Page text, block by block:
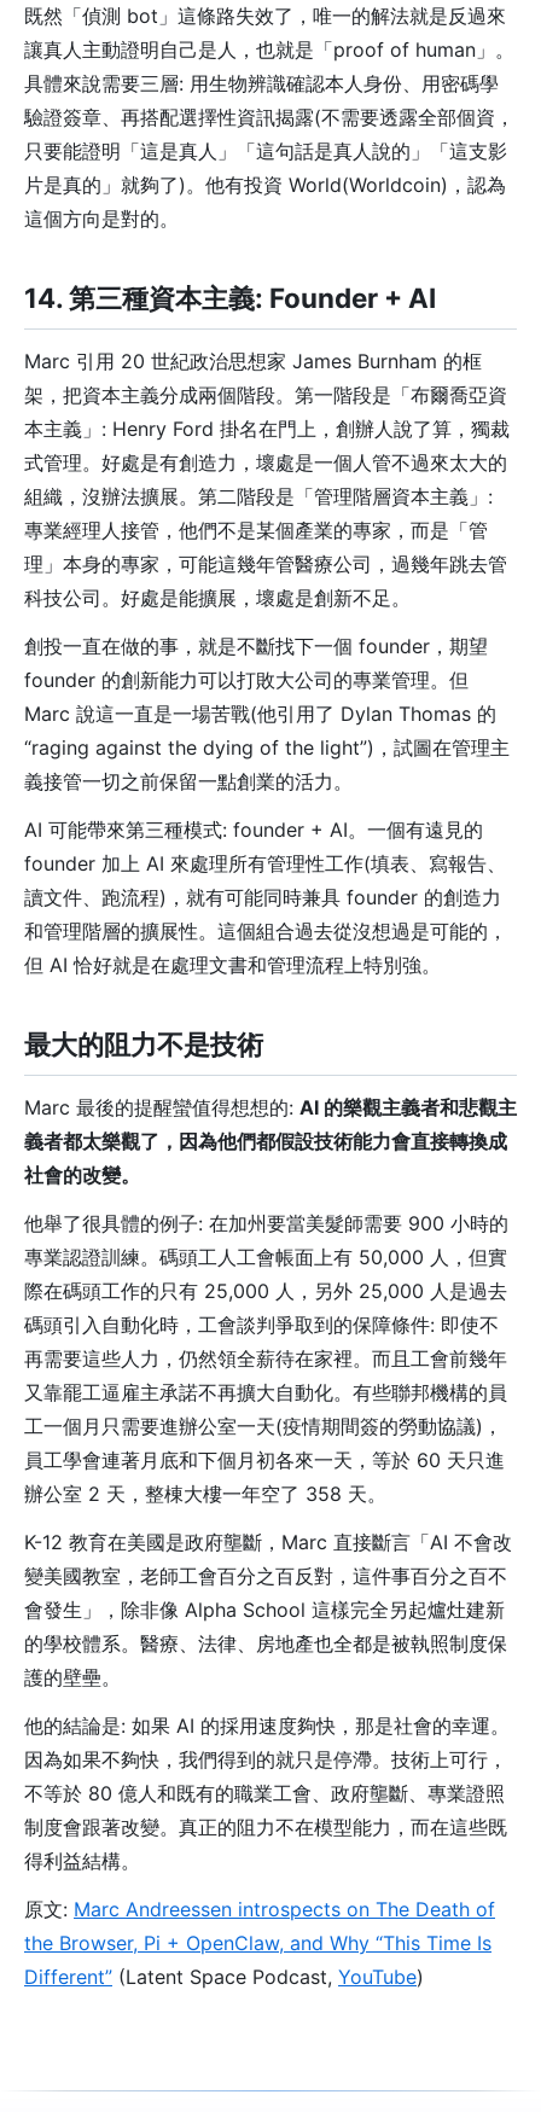
既然「偵測 bot」這條路失效了，唯一的解法就是反過來
讓真人主動證明自己是人，也就是「proof of human」。
具體來說需要三層: 用生物辨識確認本人身份、用密碼學
驗證簽章、再搭配選擇性資訊揭露(不需要透露全部個資，
只要能證明「這是真人」「這句話是真人說的」「這支影
片是真的」就夠了)。他有投資 World(Worldcoin)，認為
這個方向是對的。
14. 第三種資本主義: Founder + AI
Marc 引用 20 世紀政治思想家 James Burnham 的框
架，把資本主義分成兩個階段。第一階段是「布爾喬亞資
本主義」: Henry Ford 掛名在門上，創辦人說了算，獨裁
式管理。好處是有創造力，壞處是一個人管不過來太大的
組織，沒辦法擴展。第二階段是「管理階層資本主義」:
專業經理人接管，他們不是某個產業的專家，而是「管
理」本身的專家，可能這幾年管醫療公司，過幾年跳去管
科技公司。好處是能擴展，壞處是創新不足。
創投一直在做的事，就是不斷找下一個 founder，期望
founder 的創新能力可以打敗大公司的專業管理。但
Marc 說這一直是一場苦戰(他引用了 Dylan Thomas 的
“raging against the dying of the light”)，試圖在管理主
義接管一切之前保留一點創業的活力。
AI 可能帶來第三種模式: founder + AI。一個有遠見的
founder 加上 AI 來處理所有管理性工作(填表、寫報告、
讀文件、跑流程)，就有可能同時兼具 founder 的創造力
和管理階層的擴展性。這個組合過去從沒想過是可能的，
但 AI 恰好就是在處理文書和管理流程上特別強。
最大的阻力不是技術
Marc 最後的提醒蠻值得想想的: AI 的樂觀主義者和悲觀主
義者都太樂觀了，因為他們都假設技術能力會直接轉換成
社會的改變。
他舉了很具體的例子: 在加州要當美髮師需要 900 小時的
專業認證訓練。碼頭工人工會帳面上有 50,000 人，但實
際在碼頭工作的只有 25,000 人，另外 25,000 人是過去
碼頭引入自動化時，工會談判爭取到的保障條件: 即使不
再需要這些人力，仍然領全薪待在家裡。而且工會前幾年
又靠罷工逼雇主承諾不再擴大自動化。有些聯邦機構的員
工一個月只需要進辦公室一天(疫情期間簽的勞動協議)，
員工學會連著月底和下個月初各來一天，等於 60 天只進
辦公室 2 天，整棟大樓一年空了 358 天。
K-12 教育在美國是政府壟斷，Marc 直接斷言「AI 不會改
變美國教室，老師工會百分之百反對，這件事百分之百不
會發生」，除非像 Alpha School 這樣完全另起爐灶建新
的學校體系。醫療、法律、房地產也全都是被執照制度保
護的壁壘。
他的結論是: 如果 AI 的採用速度夠快，那是社會的幸運。
因為如果不夠快，我們得到的就只是停滯。技術上可行，
不等於 80 億人和既有的職業工會、政府壟斷、專業證照
制度會跟著改變。真正的阻力不在模型能力，而在這些既
得利益結構。
原文: Marc Andreessen introspects on The Death of
the Browser, Pi + OpenClaw, and Why “This Time Is
Different” (Latent Space Podcast, YouTube)